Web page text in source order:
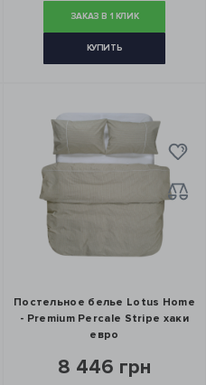
ЗАКАЗ В 1 КЛИК
КУПИТЬ
Постельное белье Lotus Home
- Premium Percale Stripe хаки
евро
8 446 грн